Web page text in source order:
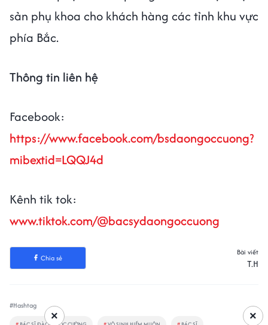
sản phụ khoa cho khách hàng các tỉnh khu vực
phía Bắc.
Thông tin liên hệ
Facebook:
https://www.facebook.com/bsdaongoccuong?
mibextid=LQQJ4d
Kênh tik tok:
www.tiktok.com/@bacsydaongoccuong
Chia sẻ
Bài viết
T.H
#Hashtag
×
×